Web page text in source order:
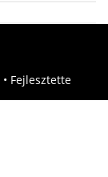
• Fejlesztette